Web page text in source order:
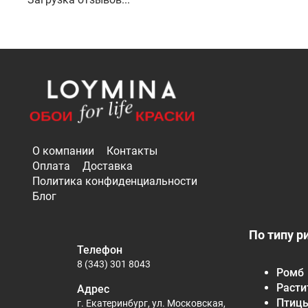
О компании
Контакты
Оплата
Доставка
Политика конфиденциальности
Блог
По типу
Ромб
Телефон
8 (343) 301 8043
Адрес
г. Екатеринбург, ул. Московская,